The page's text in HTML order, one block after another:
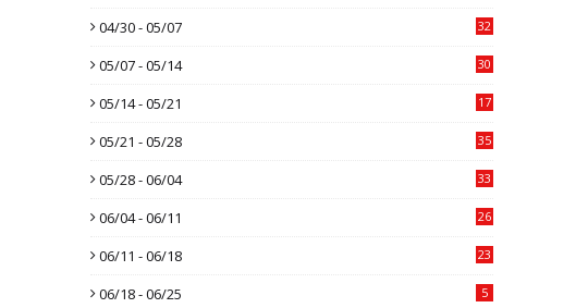
04/30 - 05/07 32
05/07 - 05/14 30
05/14 - 05/21 17
05/21 - 05/28 35
05/28 - 06/04 33
06/04 - 06/11 26
06/11 - 06/18 23
06/18 - 06/25 5